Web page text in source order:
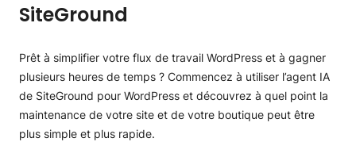
SiteGround
Prêt à simplifier votre flux de travail WordPress et à gagner
plusieurs heures de temps ? Commencez à utiliser l’agent IA
de SiteGround pour WordPress et découvrez à quel point la
maintenance de votre site et de votre boutique peut être
plus simple et plus rapide.